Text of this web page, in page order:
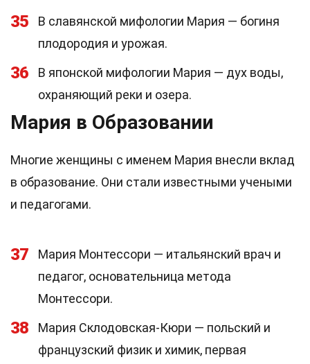
35
В славянской мифологии Мария — богиня
плодородия и урожая.
36
В японской мифологии Мария — дух воды,
охраняющий реки и озера.
Мария в Образовании
Многие женщины с именем Мария внесли вклад
в образование. Они стали известными учеными
и педагогами.
37
Мария Монтессори — итальянский врач и
педагог, основательница метода
Монтессори.
38
Мария Склодовская-Кюри — польский и
французский физик и химик, первая